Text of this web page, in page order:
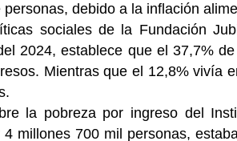
debido a la inflación
sociales de la Fundación
2024, establece que el 37,7%
Mientras que el 12,8% vivía
la pobreza por ingreso del
millones 700 mil personas,